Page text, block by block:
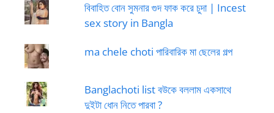
বিবাহিত বোন সুমনার গুদ ফাক করে চুদা | Incest
sex story in Bangla
ma chele choti পারিবারিক মা ছেলের গল্প
Banglachoti list বউকে বললাম একসাথে
দুইটা ধোন নিতে পারবা ?